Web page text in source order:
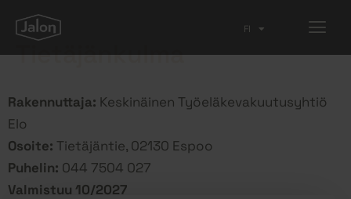
FI
EN
Tietäjänkulma
Rakennuttaja: Keskinäinen Työeläkevakuutusyhtiö
Elo
Osoite: Tietäjäntie, 02130 Espoo
Puhelin: 044 7504 027
Valmistuu 10/2027